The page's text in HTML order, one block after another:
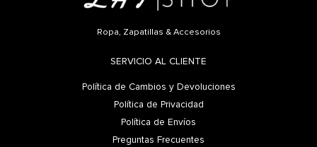
Ropa, Zapatillas & Accesorios
SERVICIO AL CLIENTE
Política de Cambios y Devoluciones
Política de Privacidad
Política de Envíos
Preguntas Frecuentes